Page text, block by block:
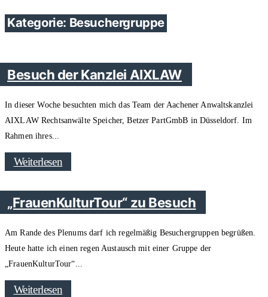
Kategorie: Besuchergruppe
Besuch der Kanzlei AIXLAW
In dieser Woche besuchten mich das Team der Aachener Anwaltskanzlei
AIXLAW Rechtsanwälte Speicher, Betzer PartGmbB in Düsseldorf. Im
Rahmen ihres
Weiterlesen
„FrauenKulturTour“ zu Besuch
Am Rande des Plenums darf ich regelmäßig Besuchergruppen begrüßen.
Heute hatte ich einen regen Austausch mit einer Gruppe der
„FrauenKulturTour“
Weiterlesen